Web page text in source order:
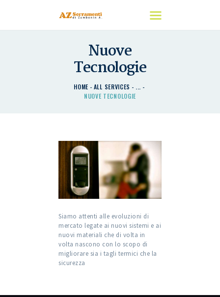
Nuove
Tecnologie
HOME ALL SERVICES
...
NUOVE TECNOLOGIE
CHI SIAMO
I NOSTRI PRODOTTI
DETRAZIONI
Siamo attenti alle evoluzioni di
mercato legate ai nuovi sistemi e ai
nuovi materiali che di volta in
volta nascono con lo scopo di
migliorare sia i tagli termici che la
sicurezza